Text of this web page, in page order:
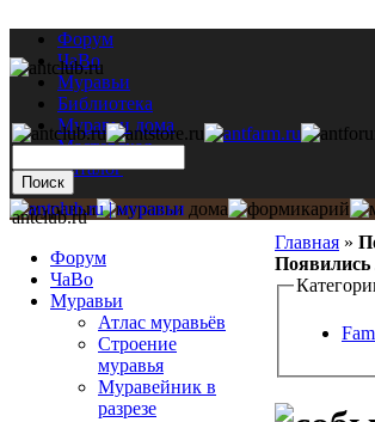
Форум
ЧаВо
Муравьи
Библиотека
Муравьи дома
Мастерская
Каталог
Главная »
antclub.ru
Форум
ЧаВо
Муравьи
Атлас муравьёв
Строение
муравья
Муравейник в
разрезе